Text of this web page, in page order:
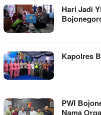
Hari Jadi
Kapolres
PWI
Nama